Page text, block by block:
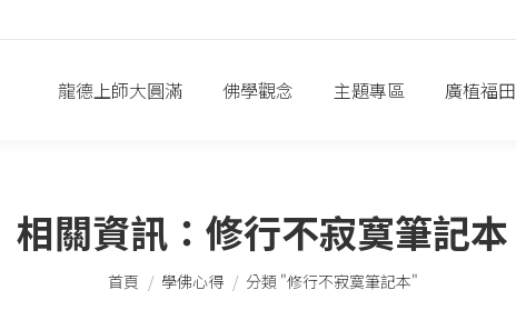
龍德上師大圓滿 佛學觀念 主題專區 廣植福田
相關資訊： 修行不寂寞筆記本
您在這裡：
首頁 學佛心得 分類 "修行不寂寞筆記本"